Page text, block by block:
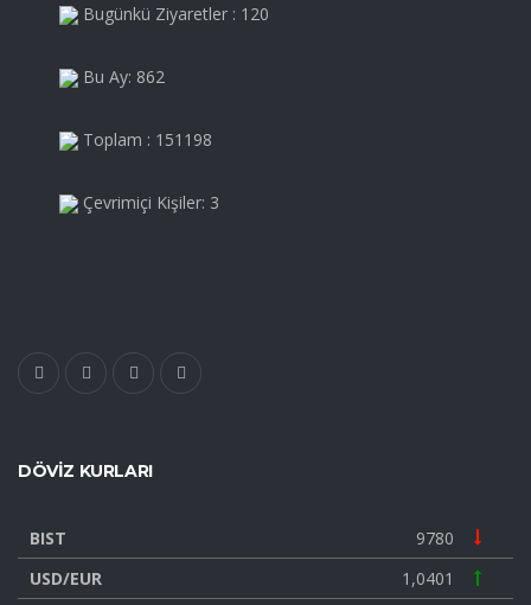
Bugünkü Ziyaretler : 120
Bu Ay: 862
Toplam : 151198
Çevrimiçi Kişiler: 3
DÖVIZ KURLARI
BIST
9780
USD/EUR
1,0401